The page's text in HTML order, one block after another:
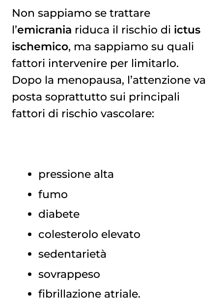
Non sappiamo se trattare
l’emicrania riduca il rischio di ictus
ischemico, ma sappiamo su quali
fattori intervenire per limitarlo.
Dopo la menopausa, l’attenzione va
posta soprattutto sui principali
fattori di rischio vascolare:
pressione alta
fumo
diabete
colesterolo elevato
sedentarietà
sovrappeso
fibrillazione atriale.